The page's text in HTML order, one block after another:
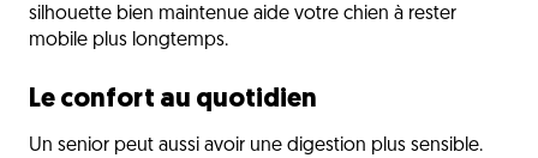
silhouette bien maintenue aide votre chien à rester
mobile plus longtemps.
Le confort au quotidien
Un senior peut aussi avoir une digestion plus sensible.